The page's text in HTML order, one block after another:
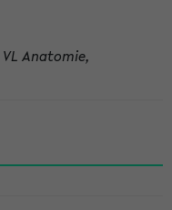
Anatomie,